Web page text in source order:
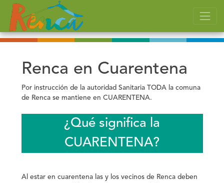
Renca en Cuarentena
Por instrucción de la autoridad Sanitaria
TODA la comuna
de Rencase mantiene en CUARENTENA.
¿Qué significa la
CUARENTENA?
Al estar en cuarentena las y los vecinos de Renca deben